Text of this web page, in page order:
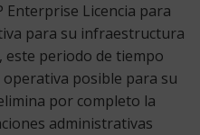
Enterprise Licencia para
para su infraestructura
este periodo de tiempo
posible para su
por completo la
administrativas